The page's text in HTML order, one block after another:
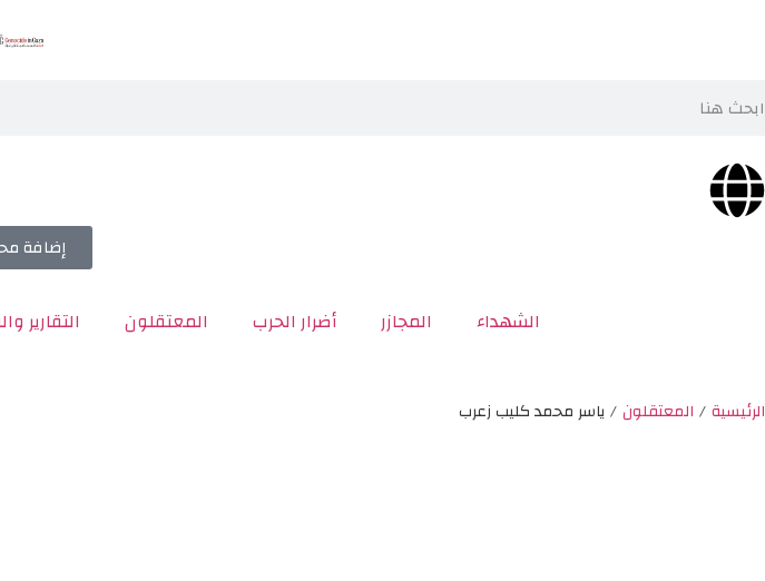
إضافة
الشهداء المجازر أضرار الحرب المعتقلون التقارير
الرئيسية/ المعتقلون/ياسر محمد كليب زعرب